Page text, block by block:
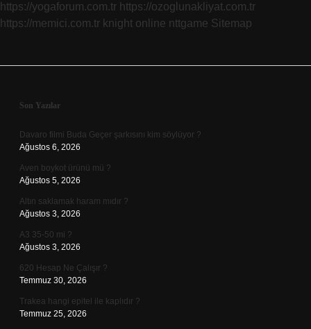
https://yogaforum.com.tr https://ozoglunakliyat.com.tr
https://memici.com.tr knight online nttgame Sitemap
Sidebar
Son Yazılar
Davaro filmi Buda Geçer şarkısını kim söylüyor ?
Ağustos 6, 2026
Aven boykot ürünü mü ?
Ağustos 5, 2026
Altın saklamak haram mıdır ?
Ağustos 3, 2026
A3 35-50 mi ?
Ağustos 3, 2026
620 Hesap Ne Çalışır ?
Temmuz 30, 2026
Trakea hangi epitel ile kaplıdır ?
Temmuz 25, 2026